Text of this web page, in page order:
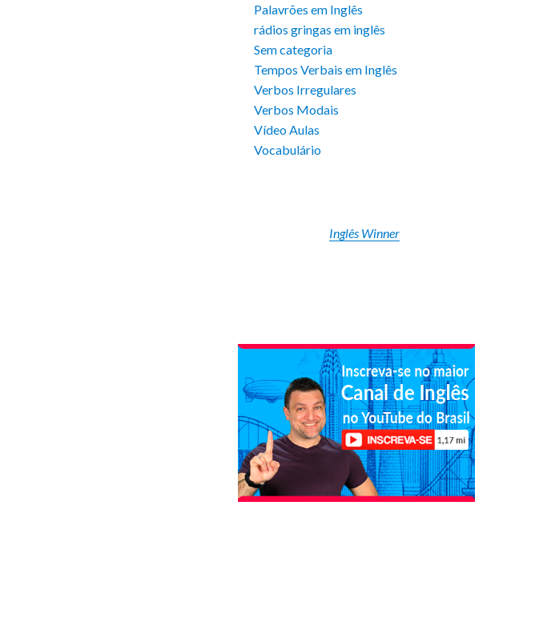
Palavrões em Inglês
rádios gringas em inglês
Sem categoria
Tempos Verbais em Inglês
Verbos Irregulares
Verbos Modais
Vídeo Aulas
Vocabulário
Inglês Winner